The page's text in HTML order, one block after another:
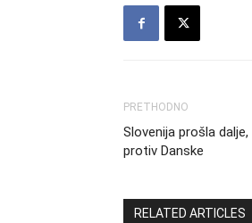
PRETHODNO
Slovenija prošla
protiv Danske
RELATED ARTICLES